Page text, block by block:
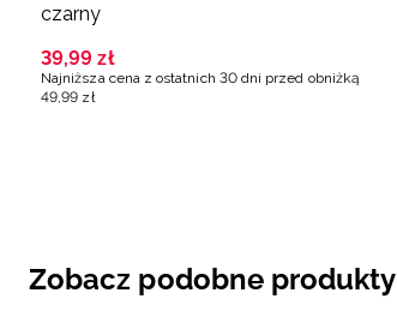
czarny
39,99 zł
Najniższa cena z ostatnich 30 dni przed obniżką
49,99 zł
Zobacz podobne produkty